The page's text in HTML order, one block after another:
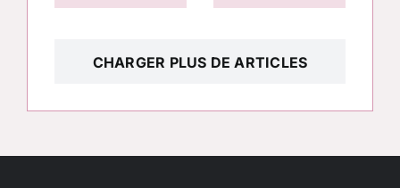
CHARGER PLUS DE ARTICLES